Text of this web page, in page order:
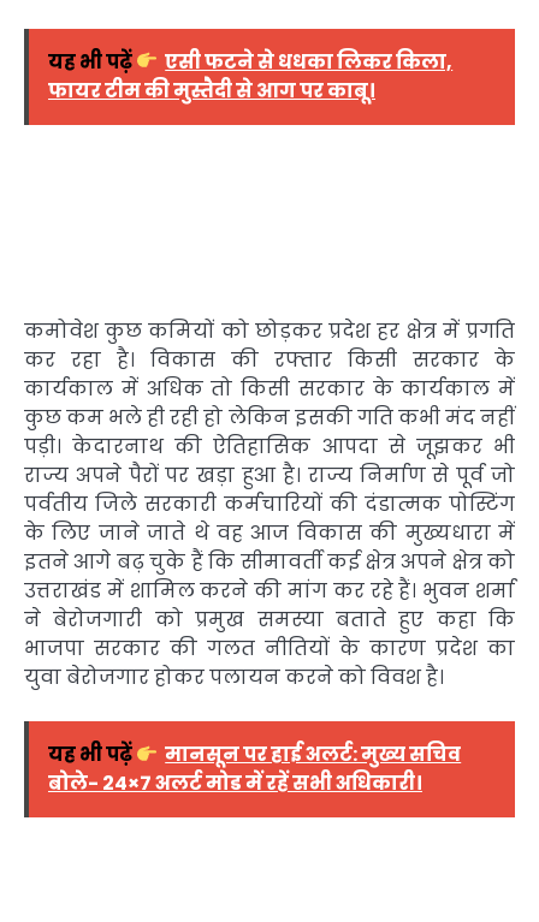
यह भी पढ़ें
एसी फटने से धधका लिकर किला,
फायर टीम की मुस्तैदी से आग पर काबू।
कमोवेश कुछ कमियों को छोड़कर प्रदेश हर क्षेत्र में प्रगति
कर रहा है। विकास की रफ्तार किसी सरकार के
कार्यकाल में अधिक तो किसी सरकार के कार्यकाल में
कुछ कम भले ही रही हो लेकिन इसकी गति कभी मंद नहीं
पड़ी। केदारनाथ की ऐतिहासिक आपदा से जूझकर भी
राज्य अपने पैरों पर खड़ा हुआ है। राज्य निर्माण से पूर्व जो
पर्वतीय जिले सरकारी कर्मचारियों की दंडात्मक पोस्टिंग
के लिए जाने जाते थे वह आज विकास की मुख्यधारा में
इतने आगे बढ़ चुके हैं कि सीमावर्ती कई क्षेत्र अपने क्षेत्र को
उत्तराखंड में शामिल करने की मांग कर रहे हैं। भुवन शर्मा
ने बेरोजगारी को प्रमुख समस्या बताते हुए कहा कि
भाजपा सरकार की गलत नीतियों के कारण प्रदेश का
युवा बेरोजगार होकर पलायन करने को विवश है।
यह भी पढ़ें
मानसून पर हाई अलर्ट: मुख्य सचिव
बोले- 24×7 अलर्ट मोड में रहें सभी अधिकारी।